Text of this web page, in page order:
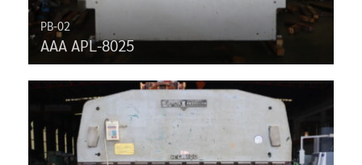
PB-02
AAA APL-8025